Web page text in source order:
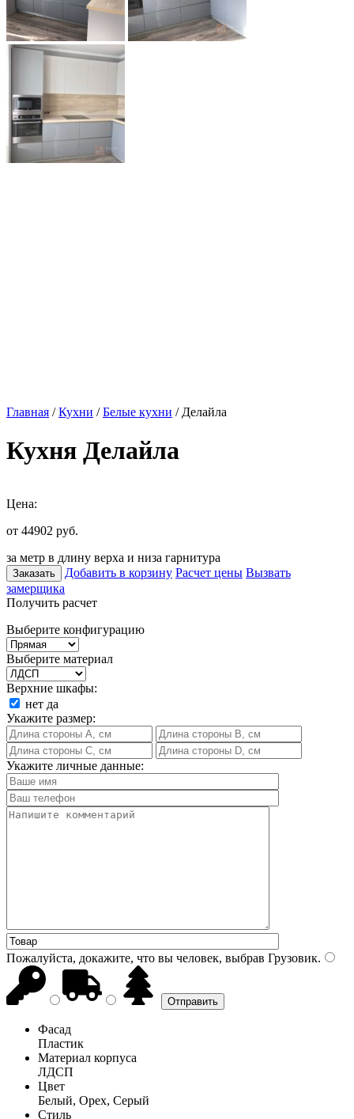
Главная /Кухни /Белые кухни / Делайла
Кухня Делайла
Цена:
от 44902 руб.
за метр в длину верха и низа гарнитура
Заказать Добавить в корзину Расчет цены Вызвать
замерщика
Получить расчет
Выберите конфигурацию
Выберите материал
Верхние шкафы:
нет да
Укажите размер:
Укажите личные данные:
Пожалуйста, докажите, что вы человек, выбрав Грузовик.
Фасад
Пластик
Материал корпуса
ЛДСП
Цвет
Белый, Орех, Серый
Стиль